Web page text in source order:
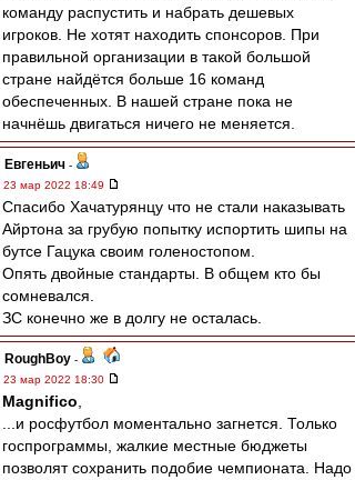
команду распустить и набрать дешевых
игроков. Не хотят находить спонсоров. При
правильной организации в такой большой
стране найдётся больше 16 команд
обеспеченных. В нашей стране пока не
начнёшь двигаться ничего не меняется.
Евгеньич -
23 мар 2022 18:49
Спасибо Хачатурянцу что не стали наказывать
Айртона за грубую попытку испортить шипы на
бутсе Гацука своим голеностопом.
Опять двойные стандарты. В общем кто бы
сомневался.
ЗС конечно же в долгу не осталась.
RoughBoy -
23 мар 2022 18:30
Magnifico
...и росфутбол моментально загнется. Только
госпрограммы, жалкие местные бюджеты
позволят сохранить подобие чемпионата. Надо